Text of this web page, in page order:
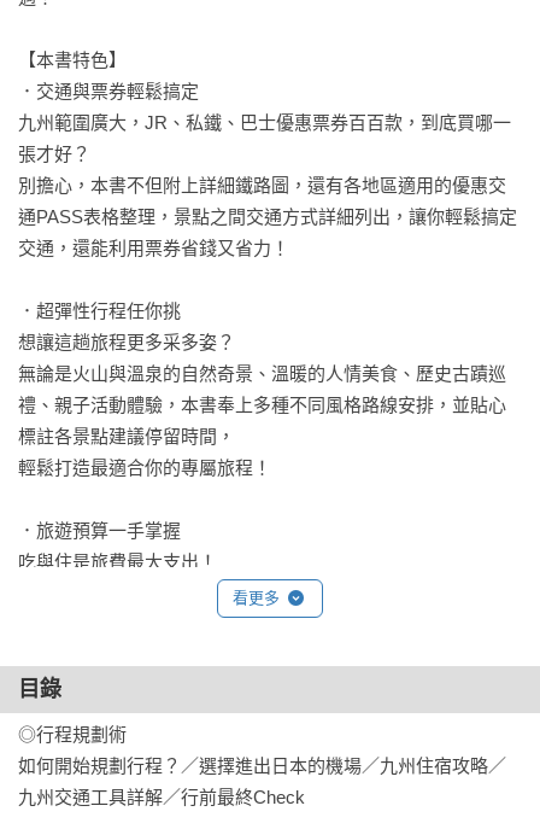
【本書特色】
．交通與票券輕鬆搞定
九州範圍廣大，JR、私鐵、巴士優惠票券百百款，到底買哪一
張才好？
別擔心，本書不但附上詳細鐵路圖，還有各地區適用的優惠交
通PASS表格整理，景點之間交通方式詳細列出，讓你輕鬆搞定
交通，還能利用票券省錢又省力！
．超彈性行程任你挑
想讓這趟旅程更多采多姿？
無論是火山與溫泉的自然奇景、溫暖的人情美食、歷史古蹟巡
禮、親子活動體驗，本書奉上多種不同風格路線安排，並貼心
標註各景點建議停留時間，
輕鬆打造最適合你的專屬旅程！
．旅遊預算一手掌握
吃與住是旅費最大支出！
從博多屋台、熊本馬肉、長崎蜂蜜蛋糕，到高級會席料理，從
平價商務旅館到療癒系溫泉旅館，本書應有盡有！
包！
．必去景點全攻略
除了福岡市的繁華、長崎市的異國風情、鹿兒島的櫻島火山、
由布院溫泉之鄉等經典亮點，太宰府天滿宮、阿蘇火山、別府
看更多
目錄
◎行程規劃術
如何開始規劃行程？／選擇進出日本的機場／九州住宿攻略／
九州交通工具詳解／行前最終Check